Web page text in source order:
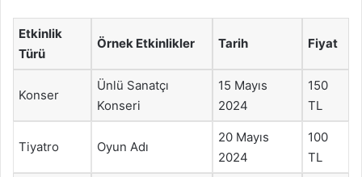
Etkinlik
Türü
Örnek Etkinlikler Tarih Fiyat
Konser
Ünlü Sanatçı
Konseri
15 Mayıs
2024
150
TL
Tiyatro Oyun Adı
20 Mayıs
2024
100
TL